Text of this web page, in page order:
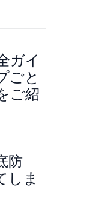
ガイ
ごと
ご紹
防
しま